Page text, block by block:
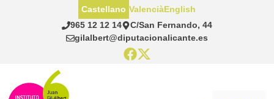
965 12 12 14
C/San Fernando, 44
gilalbert@diputacionalicante.es
Castellano ValenciàEnglish